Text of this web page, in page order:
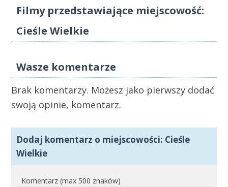
Filmy przedstawiające miejscowość:
Cieśle Wielkie
Wasze komentarze
Brak komentarzy. Możesz jako pierwszy dodać
swoją opinie, komentarz.
Dodaj komentarz o miejscowości: Cieśle
Wielkie
Komentarz (max 500 znaków)